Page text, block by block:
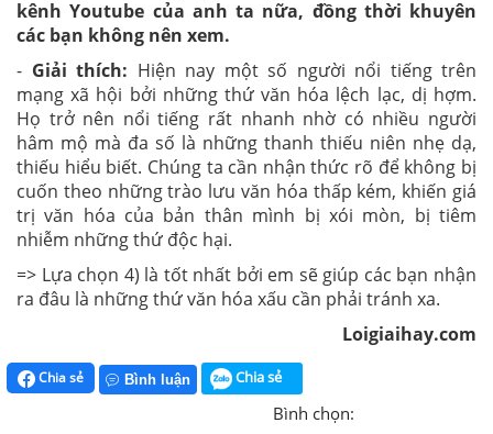
kênh Youtube của anh ta nữa, đồng thời khuyên
các bạn không nên xem.
- Giải thích: Hiện nay một số người nổi tiếng trên
mạng xã hội bởi những thứ văn hóa lệch lạc, dị hợm.
Họ trở nên nổi tiếng rất nhanh nhờ có nhiều người
hâm mộ mà đa số là những thanh thiếu niên nhẹ dạ,
thiếu hiểu biết. Chúng ta cần nhận thức rõ để không bị
cuốn theo những trào lưu văn hóa thấp kém, khiến giá
trị văn hóa của bản thân mình bị xói mòn, bị tiêm
nhiễm những thứ độc hại.
=> Lựa chọn 4) là tốt nhất bởi em sẽ giúp các bạn nhận
ra đâu là những thứ văn hóa xấu cần phải tránh xa.
Loigiaihay.com
Chia sẻ Bình luận Chia sẻ
Bình chọn: